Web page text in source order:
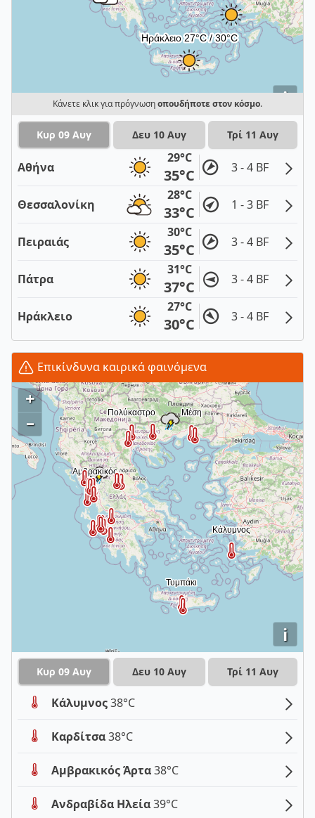
i
Κάνετε κλικ για πρόγνωσηοπουδήποτε στον κόσμο.
Κυρ 09 Αυγ Δευ 10 Αυγ Τρί 11 Αυγ
Αθήνα
29°C
35°C 3 - 4 BF
Θεσσαλονίκη
28°C
33°C 1 - 3 BF
Πειραιάς
30°C
35°C 3 - 4 BF
Πάτρα
31°C
37°C 3 - 4 BF
Ηράκλειο
27°C
30°C 3 - 4 BF
Επικίνδυνα καιρικά φαινόμενα
i
+
–
Κυρ 09 Αυγ Δευ 10 Αυγ Τρί 11 Αυγ
Κάλυμνος38°C
Καρδίτσα38°C
Αμβρακικός Άρτα38°C
Ανδραβίδα Ηλεία39°C